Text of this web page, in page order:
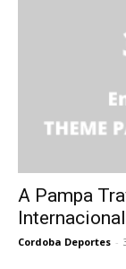
A Pampa
Cordoba Deportes -